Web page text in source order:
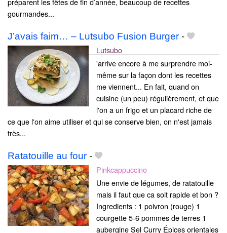
gourmandes...
J’avais faim… – Lutsubo Fusion Burger -
Lutsubo
'arrive encore à me surprendre moi-
même sur la façon dont les recettes
me viennent... En fait, quand on
cuisine (un peu) régulièrement, et que
l'on a un frigo et un placard riche de
ce que l'on aime utiliser et qui se conserve bien, on n'est jamais
très...
Ratatouille au four -
Pinkcappuccino
Une envie de légumes, de ratatouille
mais il faut que ca soit rapide et bon ?
Ingredients : 1 poivron (rouge) 1
courgette 5-6 pommes de terres 1
aubergine Sel Curry Épices orientales